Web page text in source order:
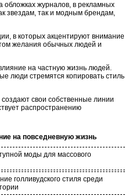
журналов, в рекламных
звездам, так и модным брендам,
в которых акцентируют внимание
желания обычных людей и
на частную жизнь людей.
люди стремятся копировать стиль
свои собственные линии
распространению
на повседневную жизнь
моды для массового
голливудского стиля среди